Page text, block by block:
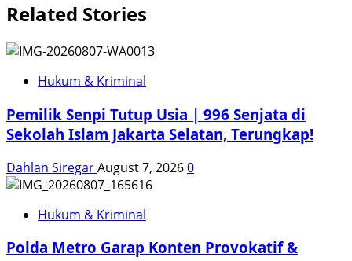
Related Stories
Hukum & Kriminal
Pemilik Senpi Tutup Usia | 996 Senjata di
Sekolah Islam Jakarta Selatan, Terungkap!
Dahlan SiregarAugust 7, 20260
Hukum & Kriminal
Polda Metro Garap Konten Provokatif &